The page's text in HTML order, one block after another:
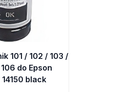
101 / 102 / 103 /
do Epson
14150 black